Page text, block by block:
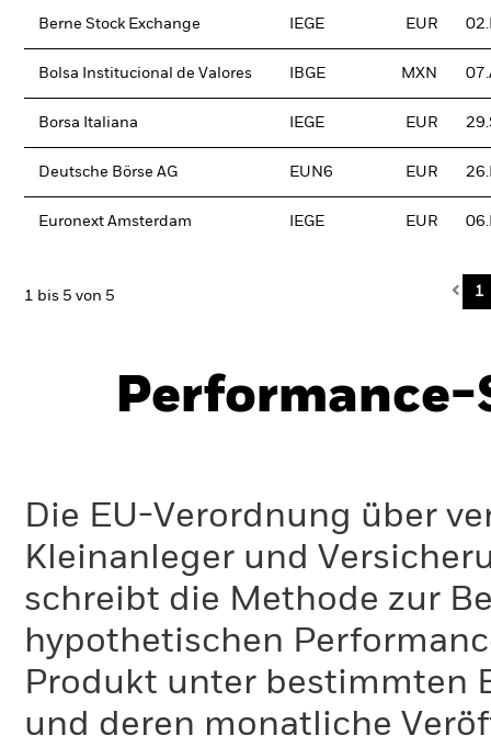
Berne Stock Exchange IEGE EUR
Bolsa Institucional de Valores IBGE MXN
Borsa Italiana IEGE EUR
Deutsche Börse AG EUN6 EUR
Euronext Amsterdam IEGE EUR
1 bis 5 von 5 1
Performance-
Die EU-Verordnung über
Kleinanleger und
schreibt die Methode zur
hypothetischen
Produkt unter bestimmten
und deren monatliche